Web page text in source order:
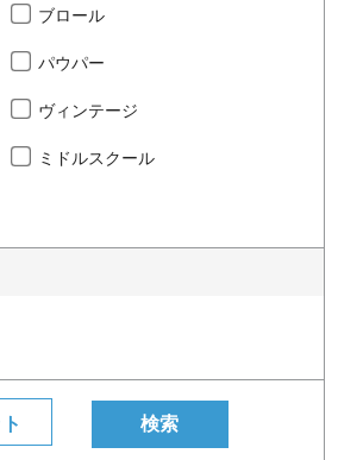
ブロール
パウパー
ヴィンテージ
ミドルスクール